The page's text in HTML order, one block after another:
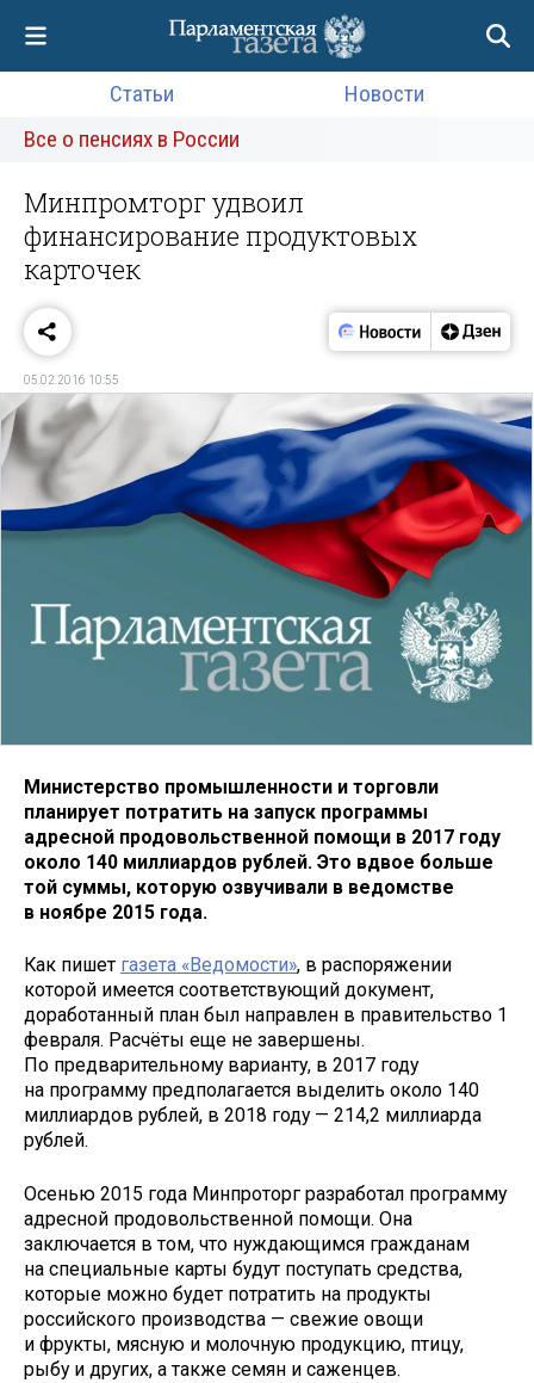
Статьи
Новости
Все о пенсиях в России
Минпромторг удвоил
финансирование продуктовых
карточек
05.02.2016 10:55
Министерство промышленности и торговли
планирует потратить на запуск программы
адресной продовольственной помощи в 2017 году
около 140 миллиардов рублей. Это вдвое больше
той суммы, которую озвучивали в ведомстве
в ноябре 2015 года.
Как пишет газета «Ведомости», в распоряжении
которой имеется соответствующий документ,
доработанный план был направлен в правительство 1
февраля. Расчёты еще не завершены.
По предварительному варианту, в 2017 году
на программу предполагается выделить около 140
миллиардов рублей, в 2018 году — 214,2 миллиарда
рублей.
Осенью 2015 года Минпроторг разработал программу
адресной продовольственной помощи. Она
заключается в том, что нуждающимся гражданам
на специальные карты будут поступать средства,
которые можно будет потратить на продукты
российского производства — свежие овощи
и фрукты, мясную и молочную продукцию, птицу,
рыбу и других, а также семян и саженцев.